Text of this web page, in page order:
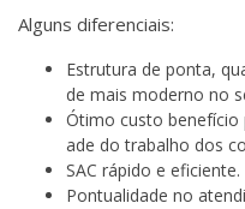
Alguns diferenciais:
Estrutura de ponta,
de mais moderno no
Ótimo custo benefício
ade do trabalho dos
SAC rápido e eficiente.
Pontualidade no